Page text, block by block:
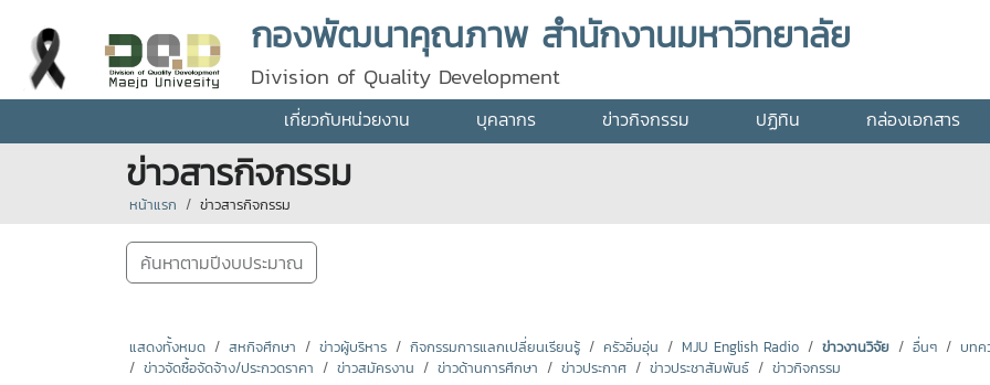
กองพัฒนาคุณภาพ สำนักงานมหาวิทยาลัย
Division of Quality Development
เกี่ยวกับหน่วยงาน บุคลากร ข่าวกิจกรรม ปฏิทิน กล่องเอกสาร
ข่าวสารกิจกรรม
หน้าแรก ข่าวสารกิจกรรม
ค้นหาตามปีงบประมาณ
แสดงทั้งหมด สหกิจศึกษา ข่าวผู้บริหาร กิจกรรมการแลกเปลี่ยนเรียนรู้ ครัวอิ่มอุ่น MJU English Radio ข่าวงานวิจัย อื่นๆ บทค
ข่าวจัดซื้อจัดจ้าง/ประกวดราคา
ข่าวสมัครงาน ข่าวด้านการศึกษา ข่าวประกาศ ข่าวประชาสัมพันธ์ ข่าวกิจกรรม